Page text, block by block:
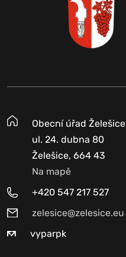
Obecní úřad Želešice
ul. 24. dubna 80
Želešice, 664 43
Na mapě
+420 547 217 527
zelesice@zelesice.eu
vyparpk